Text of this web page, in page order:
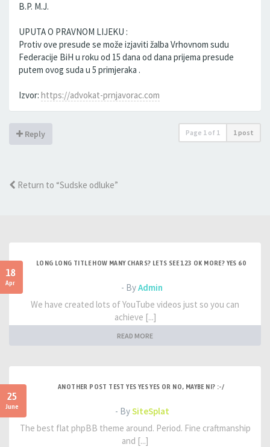
B.P. M.J.
UPUTA O PRAVNOM LIJEKU :
Protiv ove presude se može izjaviti žalba Vrhovnom sudu
Federacije BiH u roku od 15 dana od dana prijema presude
putem ovog suda u 5 primjeraka .
Izvor: https://advokat-prnjavorac.com
Reply Page 1 of 1 1 post
Return to “Sudske odluke”
18
Apr
LONG LONG TITLE HOW MANY CHARS? LETS SEE 123 OK MORE? YES 60
- ByAdmin
We have created lots of YouTube videos just so you can
achieve [...]
READ MORE
25
June
ANOTHER POST TEST YES YES YES OR NO, MAYBE NI? :-/
- BySiteSplat
The best flat phpBB theme around. Period. Fine craftmanship
and [...]